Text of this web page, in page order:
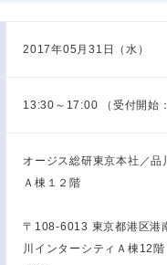
2017年05月31日（水）
13:30～17:00 （受付開始
オージス総研東京本社／品
Ａ棟１２階
〒108-6013 東京都港区港
川インターシティＡ棟12